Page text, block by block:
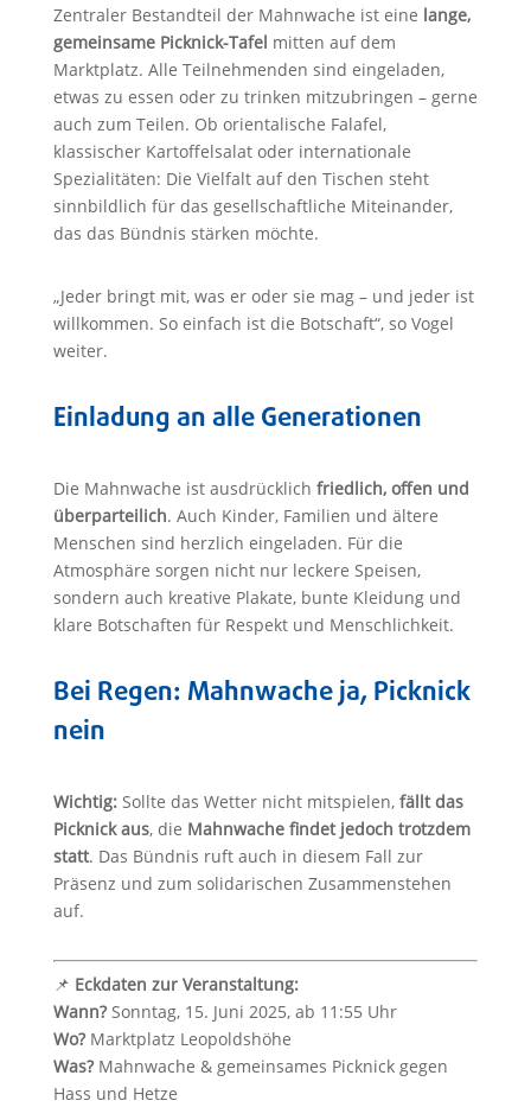
Zentraler Bestandteil der Mahnwache ist eine lange,
gemeinsame Picknick-Tafel mitten auf dem
Marktplatz. Alle Teilnehmenden sind eingeladen,
etwas zu essen oder zu trinken mitzubringen – gerne
auch zum Teilen. Ob orientalische Falafel,
klassischer Kartoffelsalat oder internationale
Spezialitäten: Die Vielfalt auf den Tischen steht
sinnbildlich für das gesellschaftliche Miteinander,
das das Bündnis stärken möchte.
„Jeder bringt mit, was er oder sie mag – und jeder ist
willkommen. So einfach ist die Botschaft“, so Vogel
weiter.
Einladung an alle Generationen
Die Mahnwache ist ausdrücklich friedlich, offen und
überparteilich. Auch Kinder, Familien und ältere
Menschen sind herzlich eingeladen. Für die
Atmosphäre sorgen nicht nur leckere Speisen,
sondern auch kreative Plakate, bunte Kleidung und
klare Botschaften für Respekt und Menschlichkeit.
Bei Regen: Mahnwache ja, Picknick
nein
Wichtig:Sollte das Wetter nicht mitspielen, fällt das
Picknick aus, die Mahnwache findet jedoch trotzdem
statt. Das Bündnis ruft auch in diesem Fall zur
Präsenz und zum solidarischen Zusammenstehen
auf.
📌 Eckdaten zur Veranstaltung:
Wann?Sonntag, 15. Juni 2025, ab 11:55 Uhr
Wo?Marktplatz Leopoldshöhe
Was?Mahnwache & gemeinsames Picknick gegen
Hass und Hetze